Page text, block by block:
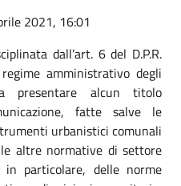
2021, 16:01
dall’art. 6 del D.P.R.
amministrativo degli
presentare alcun titolo
fatte salve le
urbanistici comunali
altre normative di settore
particolare, delle norme